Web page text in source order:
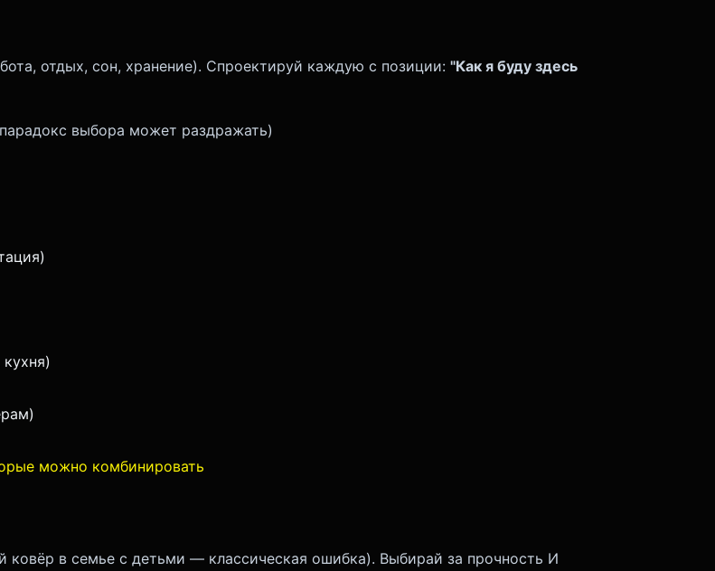
отдых, сон, хранение). Спроектируй каждую с позиции: "Как я буду здесь
выбора может раздражать)
можно комбинировать
ковёр в семье с детьми — классическая ошибка). Выбирай за прочность И